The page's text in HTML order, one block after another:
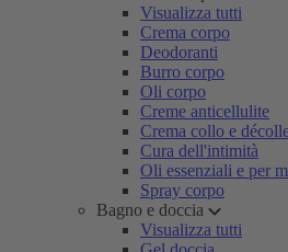
Visualizza tutti
Crema corpo
Deodoranti
Burro corpo
Oli corpo
Creme anticellulite
Crema collo e
Cura dell'intimità
Oli essenziali e per
Spray corpo
Bagno e doccia
Visualizza tutti